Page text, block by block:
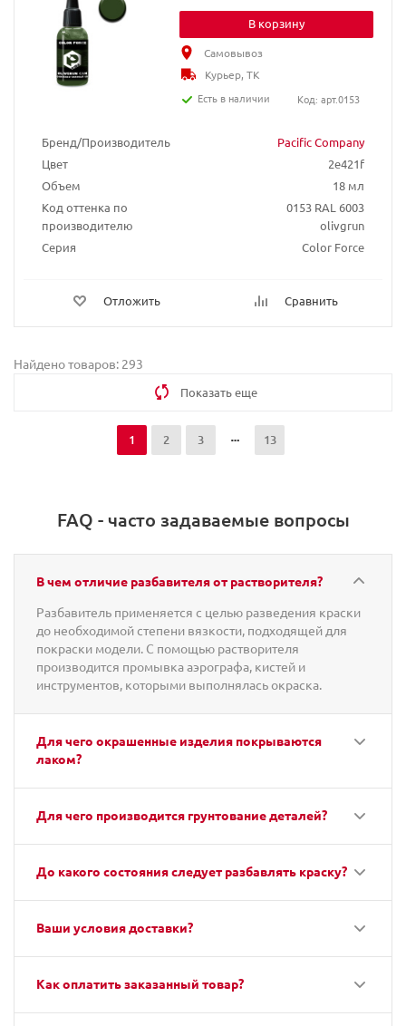
Бренд/Производитель
Pacific Company
Цвет
2e421f
Объем
18 мл
Код оттенка по
производителю
0153 RAL 6003
olivgrun
Серия
Color Force
Отложить Сравнить
В корзину
Самовывоз
Курьер, ТК
Есть в наличии
Код: арт.0153
Найдено товаров: 293
Показать еще
1 2 3 13
FAQ - часто задаваемые вопросы
В чем отличие разбавителя от растворителя?
Разбавитель применяется с целью разведения краски
до необходимой степени вязкости, подходящей для
покраски модели. С помощью растворителя
производится промывка аэрографа, кистей и
инструментов, которыми выполнялась окраска.
Для чего окрашенные изделия покрываются
лаком?
Для чего производится грунтование деталей?
До какого состояния следует разбавлять краску?
Ваши условия доставки?
Как оплатить заказанный товар?